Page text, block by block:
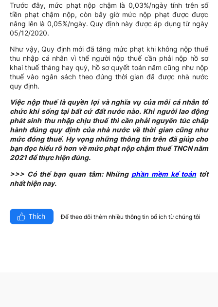
Trước đây, mức phạt nộp chậm là 0,03%/ngày tính trên số
tiền phạt chậm nộp, còn bây giờ mức nộp phạt được được
nâng lên là 0,05%/ngày. Quy định này được áp dụng từ ngày
05/12/2020.
Như vậy, Quy định mới đã tăng mức phạt khi không nộp thuế
thu nhập cá nhân vì thế người nộp thuế cần phải nộp hồ sơ
khai thuế tháng hay quý, hồ sơ quyết toán năm cũng như nộp
thuế vào ngân sách theo đúng thời gian đã được nhà nước
quy định.
Việc nộp thuế là quyền lợi và nghĩa vụ của mỗi cá nhân tổ
chức khi sống tại bất cứ đất nước nào. Khi người lao động
phát sinh thu nhập chịu thuế thì cần phải nguyên túc chấp
hành đúng quy định của nhà nước về thời gian cũng như
mức đóng thuế. Hy vọng những thông tin trên đã giúp cho
bạn đọc hiểu rõ hơn về mức phạt nộp chậm thuế TNCN năm
2021 để thực hiện đúng.
>>> Có thể bạn quan tâm: Những phần mềm kế toántốt
nhất hiện nay.
Thích Để theo dõi thêm nhiều thông tin bổ ích từ chúng tôi​